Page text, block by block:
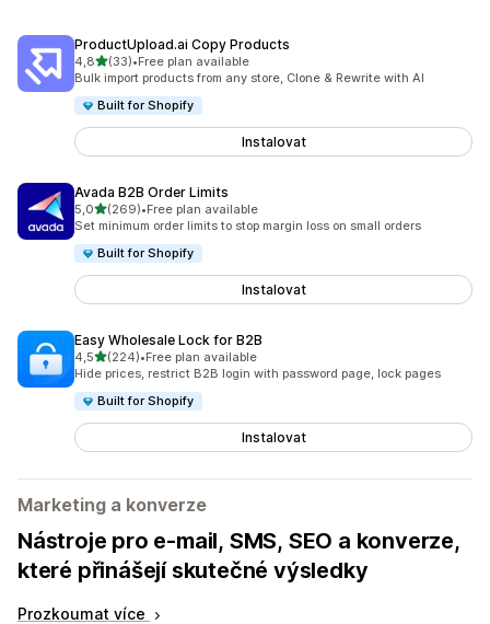
ProductUpload.ai Copy Products
4,8z 5 hvězd
(33)
Celkový počet recenzí: 33
•Free plan available
Bulk import products from any store, Clone & Rewrite with AI
Built for Shopify
Instalovat
Avada B2B Order Limits
5,0z 5 hvězd
(269)
Celkový počet recenzí: 269
•Free plan available
Set minimum order limits to stop margin loss on small orders
Built for Shopify
Instalovat
Easy Wholesale Lock for B2B
4,5z 5 hvězd
(224)
Celkový počet recenzí: 224
•Free plan available
Hide prices, restrict B2B login with password page, lock pages
Built for Shopify
Instalovat
Marketing a konverze
Nástroje pro e-mail, SMS, SEO a konverze,
které přinášejí skutečné výsledky
Prozkoumat více